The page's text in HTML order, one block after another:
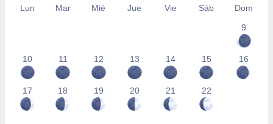
Lun Mar Mié Jue Vie Sáb
Dom
9
10 11 12 13 14 15 16
17 18 19 20 21 22